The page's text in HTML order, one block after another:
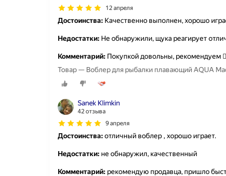
12 апреля
Достоинства: Качественно выполнен, хорошо
Недостатки: Не обнаружили, щука реагирует
Комментарий: Покупкой довольны, рекомендуем
Товар — Воблер для рыбалки плавающий AQUA
Sanek Klimkin
42 отзыва
9 апреля
Достоинства:отличный воблер , хорошо играет.
Недостатки: не обнаружил, качественный
Комментарий: рекомендую продавца, пришло